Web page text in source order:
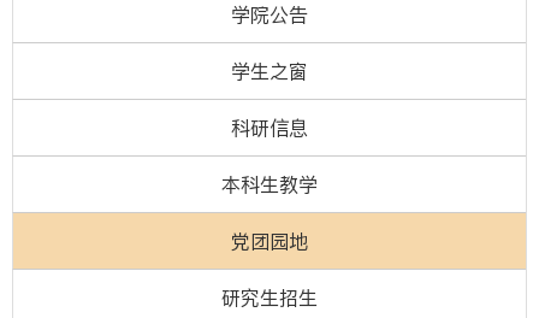
学院公告
学生之窗
科研信息
本科生教学
党团园地
研究生招生